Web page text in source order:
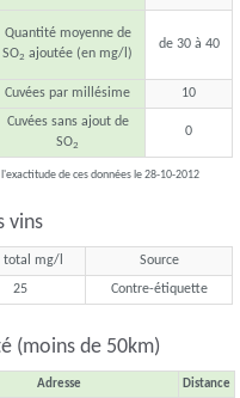
Quantité moyenne de
SO2 ajoutée (en mg/l)
de 30 à 40
Cuvées par millésime 10
Cuvées sans ajout de
SO2
0
de ces données le 28-10-2012
vins
total mg/l
Source
25 Contre-étiquette
(moins de 50km)
Adresse Distance